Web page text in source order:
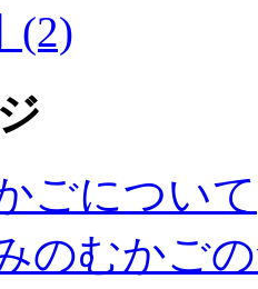
(2)
ごについて
のむかご